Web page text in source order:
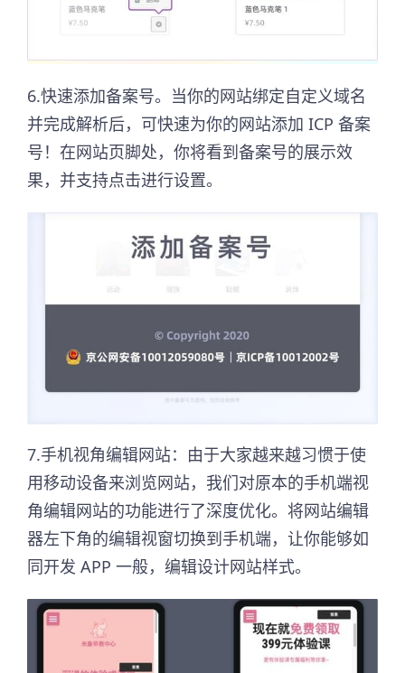
6.快速添加备案号。当你的网站绑定自定义域名
并完成解析后，可快速为你的网站添加 ICP 备案
号！在网站页脚处，你将看到备案号的展示效
果，并支持点击进行设置。
7.手机视角编辑网站：由于大家越来越习惯于使
用移动设备来浏览网站，我们对原本的手机端视
角编辑网站的功能进行了深度优化。将网站编辑
器左下角的编辑视窗切换到手机端，让你能够如
同开发 APP 一般，编辑设计网站样式。